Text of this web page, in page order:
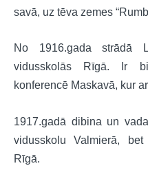
savā, uz tēva zemes
No 1916.gada strādā
vidusskolās Rīgā. Ir
konferencē Maskavā, kur
1917.gadā dibina un
vidusskolu Valmierā,
Rīgā.